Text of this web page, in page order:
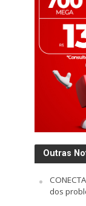
Outras
dos